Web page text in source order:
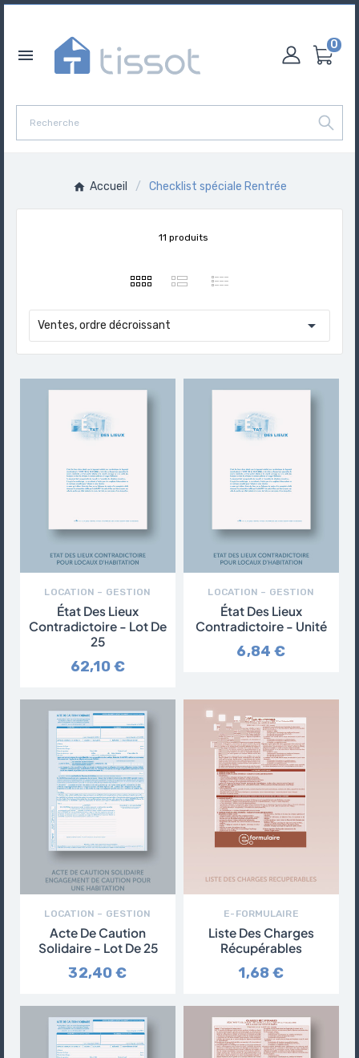

0
Accueil Checklist spéciale Rentrée
11 produits
Ventes, ordre décroissant 
LOCATION – GESTION
État Des Lieux
Contradictoire - Lot De
25
62,10 €
LOCATION – GESTION
État Des Lieux
Contradictoire - Unité
6,84 €
LOCATION – GESTION
Acte De Caution
Solidaire - Lot De 25
32,40 €
E-FORMULAIRE
Liste Des Charges
Récupérables
1,68 €